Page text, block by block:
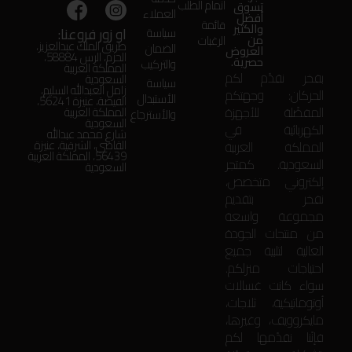
تسوق
أفضل
والكثير
من
العروض
حصرية.
بفخر نقدّم لكم
الحركان: وجهتكم
المفضّلة للأجهزة
الكهربائية في
المملكة العربية
السعودية. كمتجر
إلكتروني متخصص،
نفخر بتقديم
مجموعة واسعة
من منتجات الجودة
العالية لتلبية جميع
احتياجات منزلكم.
سواء كانت غسالات
أوتوماتيكية، ثلاجات،
مايكروويف، وغيرها،
فإنّنا نقدّمها لكم
اتمام الطلب
قائمة
الرغبات
العملاء
سياسة
الضمان
والتركيب
سياسة
الأستبدال
والأسترجاع
او زور فروعنا:
طريق الملك عبدالعزيز،
الحزم، الرس 58884،
المملكة العربية
السعودية
زامل العبدالله السليم،
الفيضة، عنيزة 56241،
المملكة العربية
السعودية
شارع محمد عبدالله
القاضي، الشرقية، عنيزة
56439، المملكة العربية
السعودية